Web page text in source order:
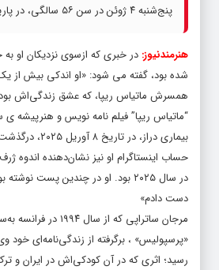
پنج‌شنبه ۴ ژوئن در سن ۵۶ سالگی، در پاریس درگذشت.
هنرمندنیوز: در خبری که ازسوی نزدیکان او به
شده بود، گفته می شود: «او اندکی بیش
همسرش ماتیاس ریپا، که عشق زندگی‌اش
“ماتیاس ریپا” فیلم نامه نویس و هنرپیشه
بیماری دراز، در تاریخ ۸ آوریل ۲۰۲۵، درگذشت.
حساب اینستاگرام او نیز نشان‌دهنده
در سال ۲۰۲۵ بود. او در چندین پست
دست دادم»
مرجان ساتراپی که از
«پرسپولیس» ، برگرفته از زندگی‌نامه‌ای خود
رسید؛ اثری که در آن کودکی‌اش در ایران و